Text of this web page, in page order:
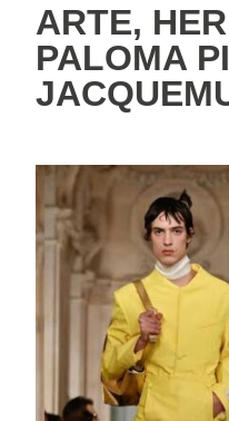
ARTE,
PALOMA